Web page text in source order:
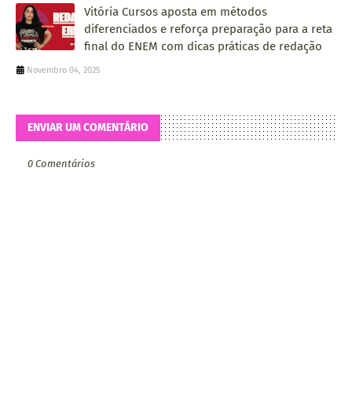
Vitória Cursos aposta em métodos
diferenciados e reforça preparação para a reta
final do ENEM com dicas práticas de redação
Novembro 04, 2025
ENVIAR UM COMENTÁRIO
0 Comentários